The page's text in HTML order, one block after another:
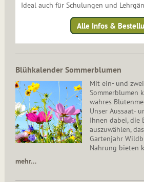
Ideal auch für Schulungen und
Alle Infos &
Blühkalender Sommerblumen
Mit ein- und
Sommerblumen
wahres
Unser Aussaat-
Ihnen dabei, die
auszuwählen,
Gartenjahr
Nahrung bieten
mehr…